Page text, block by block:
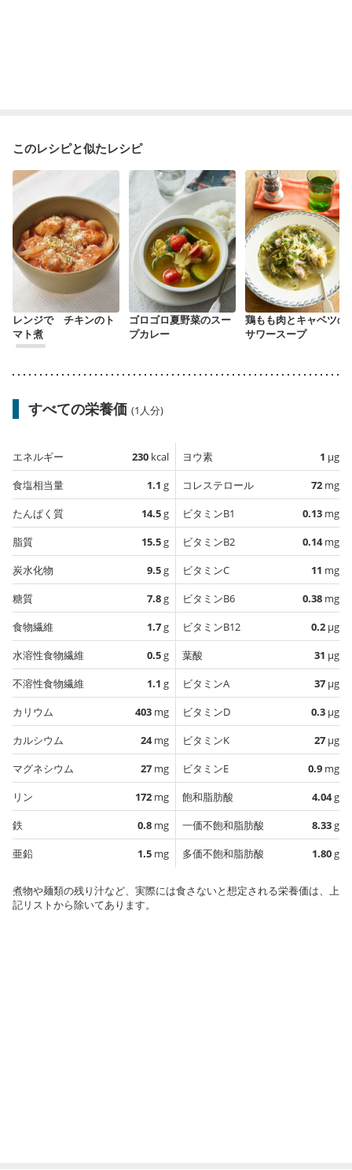
このレシピと似たレシピ
レンジで チキンのト
マト煮
ゴロゴロ夏野菜のスー
プカレー
鶏もも肉とキャベツの
サワースープ
すべての栄養価 (1人分)
エネルギー 230 kcal
食塩相当量
1.1 g
たんぱく質
14.5g
脂質
15.5g
炭水化物
9.5g
糖質
7.8g
食物繊維
1.7g
水溶性食物繊維
0.5g
不溶性食物繊維
1.1 g
カリウム
403 mg
カルシウム
24mg
マグネシウム
27 mg
リン
172 mg
鉄
0.8 mg
亜鉛
1.5 mg
ヨウ素 1 µg
コレステロール
72 mg
ビタミンB1
0.13 mg
ビタミンB2
0.14mg
ビタミンC
11 mg
ビタミンB6
0.38 mg
ビタミンB12
0.2 µg
葉酸
31 µg
ビタミンA
37 µg
ビタミンD
0.3 µg
ビタミンK
27 µg
ビタミンE
0.9 mg
飽和脂肪酸
4.04g
一価不飽和脂肪酸
8.33g
多価不飽和脂肪酸
1.80g
煮物や麺類の残り汁など、実際には食さないと想定される栄養価は、上
記リストから除いてあります。